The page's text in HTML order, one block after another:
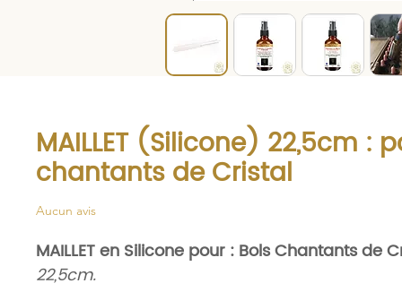
MAILLET (Silicone) 22,5cm :
chantants de Cristal
Aucun avis
MAILLET en Silicone pour : Bols Chantants de
22,5cm.